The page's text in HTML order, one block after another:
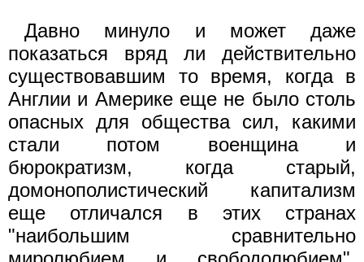
Давно минуло и может даже
показаться вряд ли действительно
существовавшим то время, когда в
Англии и Америке еще не было столь
опасных для общества сил, какими
стали потом военщина и
бюрократизм, когда старый,
домонополистический капитализм
еще отличался в этих странах
"наибольшим сравнительно